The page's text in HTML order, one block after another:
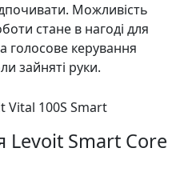
Можливість
стане в нагоді для
голосове керування
зайняті руки.
Levoit Smart Core